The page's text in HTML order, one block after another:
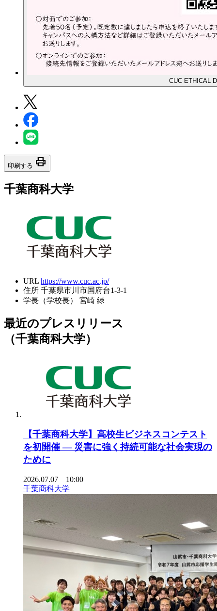
CUC ETHICAL
印刷する print
千葉商科大学
URL https://www.cuc.ac.jp/
住所 千葉県市川市国府台1-3-1
学長（学校長）
宮崎 緑
最近のプレスリリース
（千葉商科大学）
【千葉商科大学】高校生ビジネスコンテスト
を初開催 ― 災害に強く持続可能な社会実現の
ために
2026.07.07 10:00
千葉商科大学